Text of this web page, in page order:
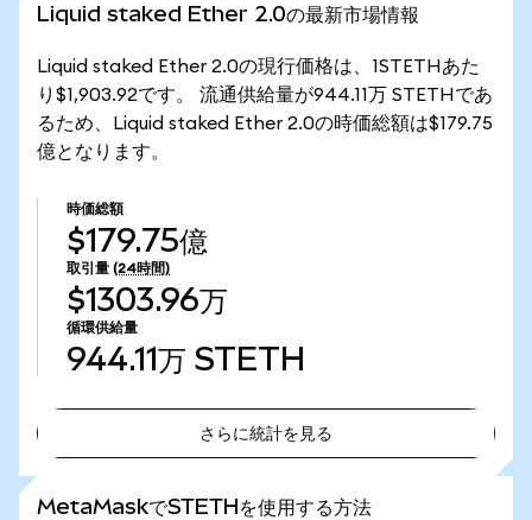
Liquid staked Ether 2.0の最新市場情報
Liquid staked Ether 2.0の現行価格は、1STETHあた
り$1,903.92です。 流通供給量が944.11万 STETHであ
るため、Liquid staked Ether 2.0の時価総額は$179.75
億となります。
時価総額
$179.75億
取引量 (24時間)
$1303.96万
循環供給量
944.11万 STETH
さらに統計を見る
MetaMaskでSTETHを使用する方法